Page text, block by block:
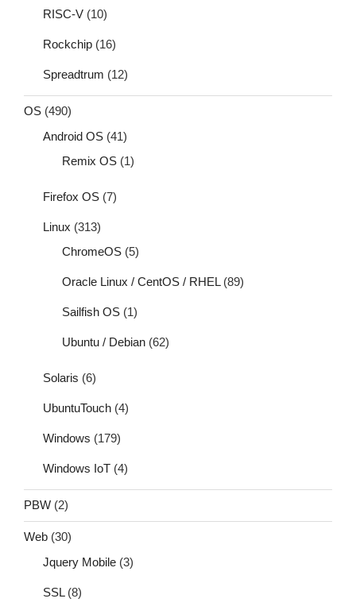
RISC-V (10)
Rockchip (16)
Spreadtrum (12)
OS (490)
Android OS (41)
Remix OS (1)
Firefox OS (7)
Linux (313)
ChromeOS (5)
Oracle Linux / CentOS / RHEL(89)
Sailfish OS (1)
Ubuntu / Debian (62)
Solaris (6)
UbuntuTouch (4)
Windows (179)
Windows IoT (4)
PBW (2)
Web (30)
Jquery Mobile (3)
SSL(8)